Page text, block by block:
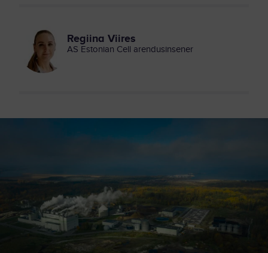
Regiina Viires
AS Estonian Cell arendusinsener